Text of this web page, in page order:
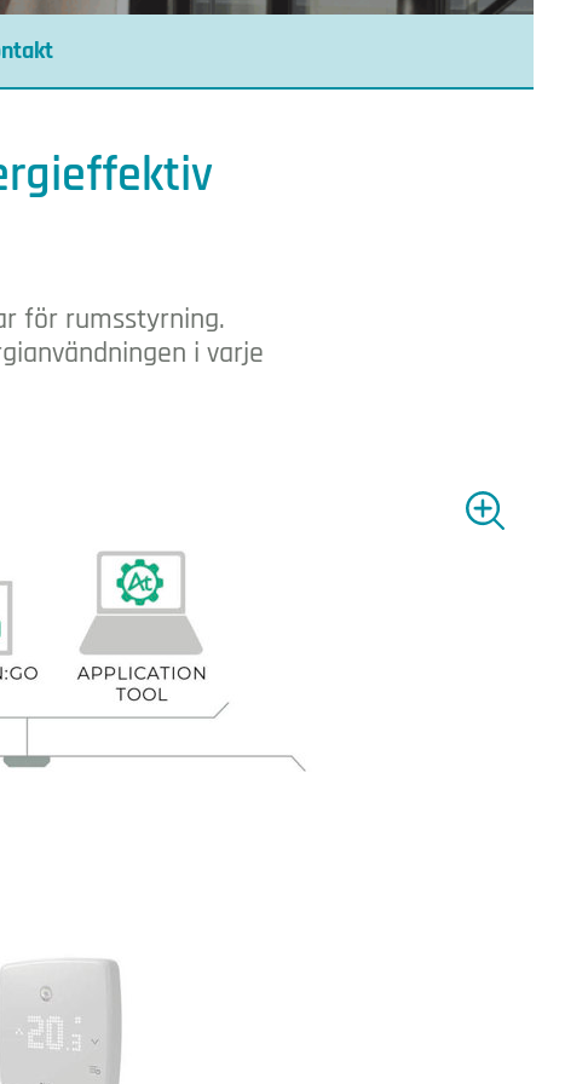
för rumsstyrning.
i varje
Visa